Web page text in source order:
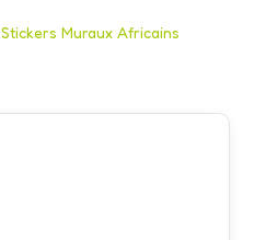
Stickers Muraux Africains